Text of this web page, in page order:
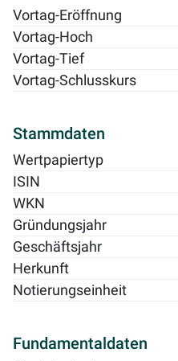
Vortag-Eröffnung
Vortag-Hoch
Vortag-Tief
Vortag-Schlusskurs
Stammdaten
Wertpapiertyp
ISIN
WKN
Gründungsjahr
Geschäftsjahr
Herkunft
Notierungseinheit
Fundamentaldaten